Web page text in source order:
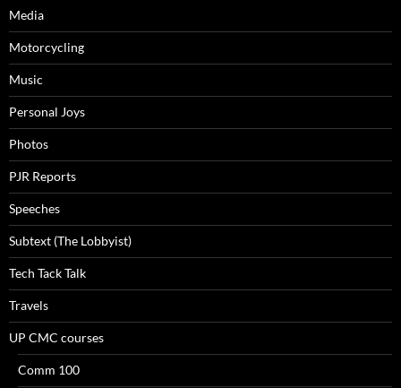
Media
Motorcycling
Music
Personal Joys
Photos
PJR Reports
Speeches
Subtext (The Lobbyist)
Tech Tack Talk
Travels
UP CMC courses
Comm 100